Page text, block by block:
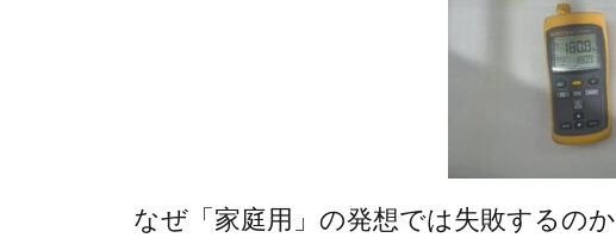
なぜ「家庭用」の発想では失敗するのか